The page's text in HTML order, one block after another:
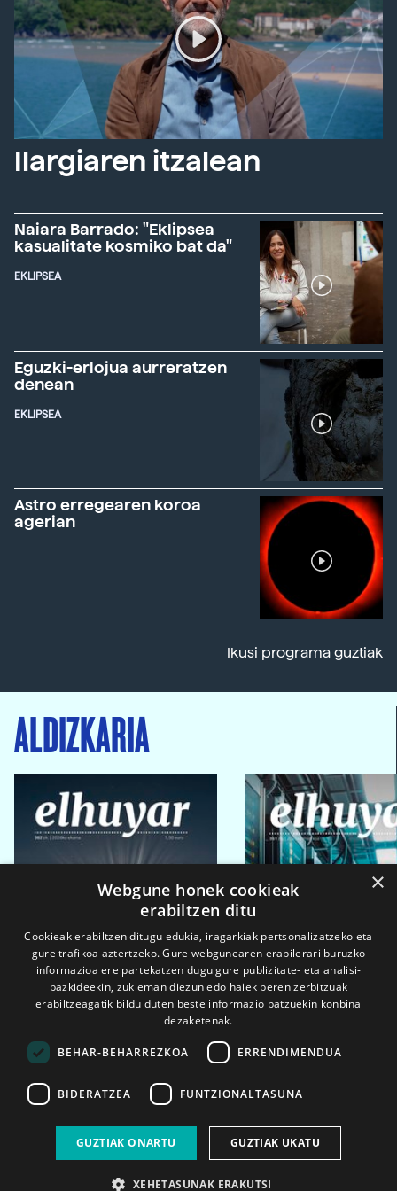
Ilargiaren itzalean
Naiara Barrado: "Eklipsea
kasualitate kosmiko bat da"
EKLIPSEA
Eguzki-erlojua aurreratzen
denean
EKLIPSEA
Astro erregearen koroa
agerian
Ikusi programa guztiak
ALDIZKARIA
2026ko eka. 1a 2026ko mar. 1a
×
Webgune honek cookieak
erabiltzen ditu
Cookieak erabiltzen ditugu edukia, iragarkiak pertsonalizatzeko eta
gure trafikoa aztertzeko. Gure webgunearen erabilerari buruzko
informazioa ere partekatzen dugu gure publizitate- eta analisi-
bazkideekin, zuk eman diezun edo haiek beren zerbitzuak
erabiltzeagatik bildu duten beste informazio batzuekin konbina
dezaketenak.
BEHAR-BEHARREZKOA ERRENDIMENDUA
BIDERATZEA FUNTZIONALTASUNA
GUZTIAK ONARTU GUZTIAK UKATU
XEHETASUNAK ERAKUTSI